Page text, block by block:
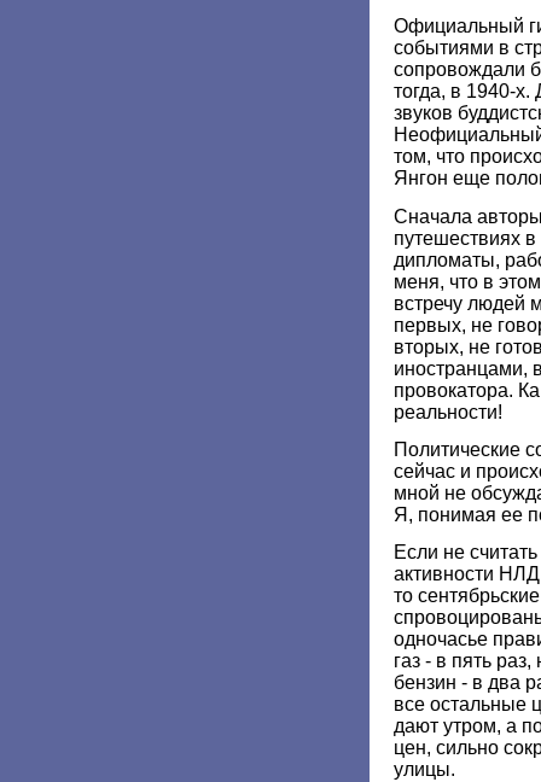
Официальный
событиями в
сопровождали
тогда, в 1940-
звуков
том, что
Янгон еще
Сначала
путешествиях
дипломаты,
меня, что в
встречу людей
первых, не
вторых, не
иностранцами,
провокатора.
реальности!
Политические
сейчас и
мной не
Я, понимая ее
Если не
активности
то
одночасье
газ - в пять
бензин - в два
все остальные
дают утром, а
цен, сильно
улицы.